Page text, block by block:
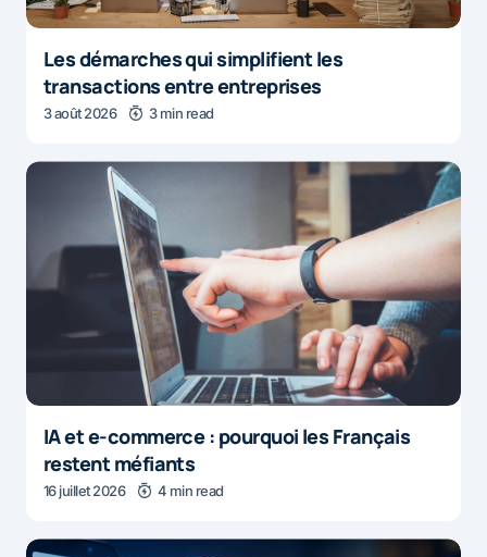
Les démarches qui simplifient les
transactions entre entreprises
3 août 2026 3 min read
IA et e-commerce : pourquoi les Français
restent méfiants
16 juillet 2026 4 min read